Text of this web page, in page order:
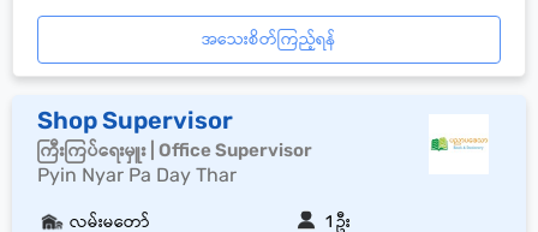
အသေးစိတ်ကြည့်ရန်
Shop Supervisor
ကြီးကြပ်ရေးမှူး | Office Supervisor
Pyin Nyar Pa Day Thar
လမ်းမတော် 1 ဦး